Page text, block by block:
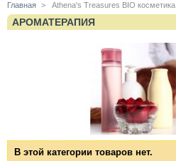
Главная > Athena's Treasures BIO косметика
АРОМАТЕРАПИЯ
В этой категории товаров нет.